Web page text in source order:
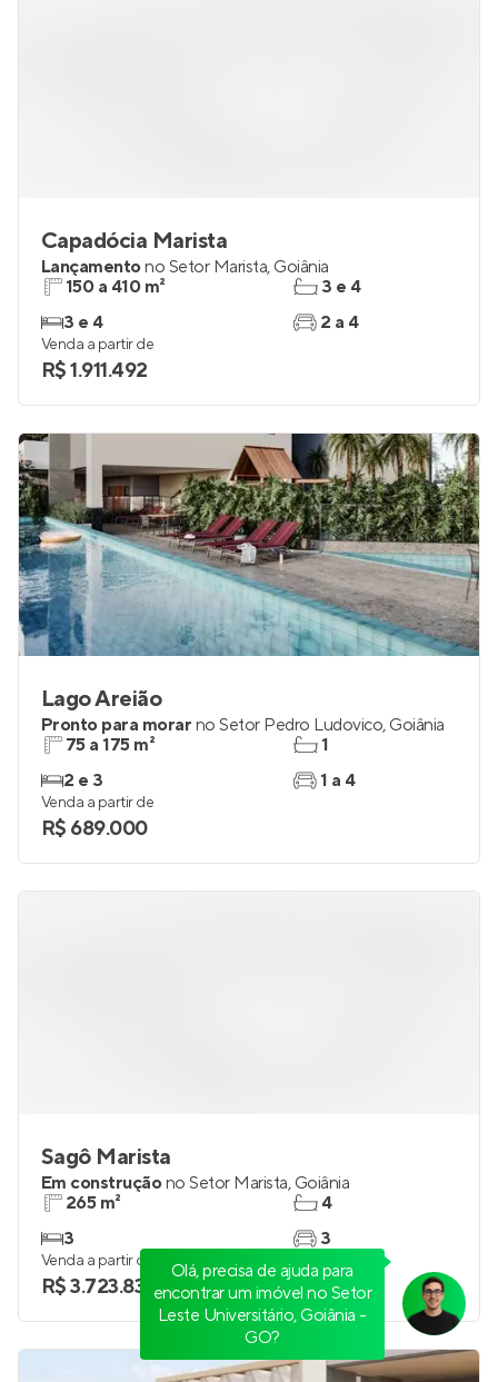
Capadócia Marista
Lançamentono Setor Marista, Goiânia
150 a 410 m²
3 e 4
3 e 4
2 a 4
Venda a partir de
R$ 1.911.492
Lago Areião
Pronto para morar no Setor Pedro Ludovico, Goiânia
75 a 175 m²
2 e 3
1
1 a 4
Venda a partir de
R$ 689.000
Sagô Marista
Em construçãono Setor Marista, Goiânia
265 m²
3
4
3
Venda a partir de
R$ 3.723.838
Olá, precisa de ajuda para
encontrar um imóvel no Setor
Leste Universitário, Goiânia -
GO?